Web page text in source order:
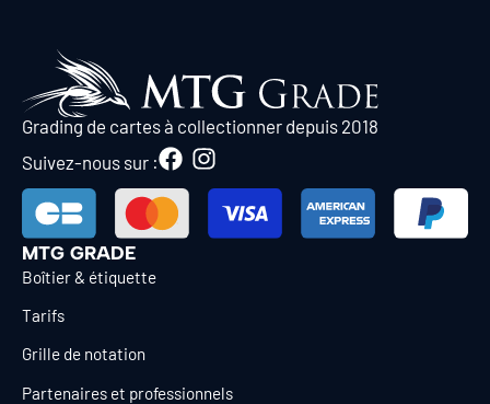
Grading de cartes à collectionner depuis 2018
Suivez-nous sur :
MTG GRADE
Boîtier & étiquette
Tarifs
Grille de notation
Partenaires et professionnels